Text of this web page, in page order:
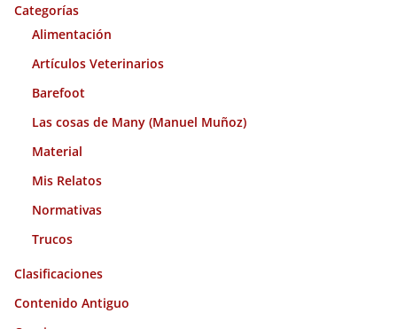
o
Categorías
Alimentación
Artículos Veterinarios
Barefoot
Las cosas de Many (Manuel Muñoz)
Material
Mis Relatos
Normativas
Trucos
Clasificaciones
Contenido Antiguo